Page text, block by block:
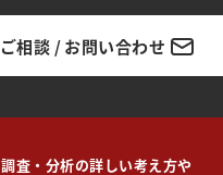
ご相談 / お問い合わせ
調査・分析の詳しい考え方や